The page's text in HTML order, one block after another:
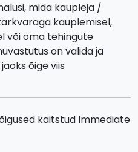
mida kaupleja /
kauplemisel,
või oma tehingute
on valida ja
õige viis
kaitstud Immediate